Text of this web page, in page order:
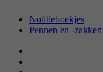
Notitieboekjes
Pennen en -zakken